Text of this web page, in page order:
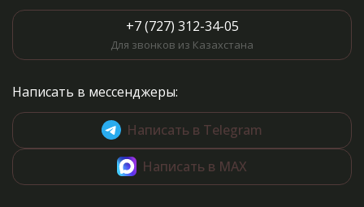
+7 (727) 312-34-05
Для звонков из Казахстана
Написать в мессенджеры:
Написать в Telegram
Написать в MAX